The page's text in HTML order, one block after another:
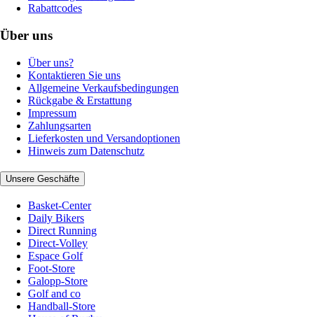
Rabattcodes
Über uns
Über uns?
Kontaktieren Sie uns
Allgemeine Verkaufsbedingungen
Rückgabe & Erstattung
Impressum
Zahlungsarten
Lieferkosten und Versandoptionen
Hinweis zum Datenschutz
Unsere Geschäfte
Basket-Center
Daily Bikers
Direct Running
Direct-Volley
Espace Golf
Foot-Store
Galopp-Store
Golf and co
Handball-Store